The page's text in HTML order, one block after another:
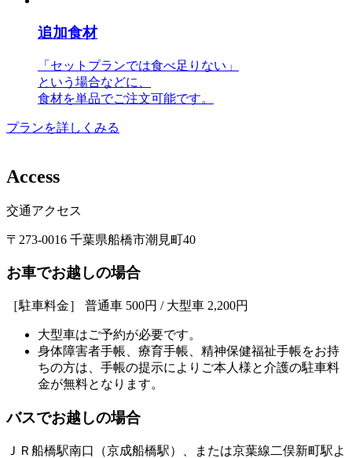
追加食材
「セットプランでは食べ足りない」
という場合などに、
食材を単品でご注文可能です。
プランを詳しくみる
Access
交通アクセス
〒273-0016 千葉県船橋市潮見町40
お車でお越しの場合
［駐車料金］ 普通車 500円 / 大型車 2,200円
大型車はご予約が必要です。
身体障害者手帳、療育手帳、精神保健福祉手帳をお持
ちの方は、手帳の提示によりご本人様と介護の駐車料
金が無料となります。
バスでお越しの場合
ＪＲ船橋駅南口（京成船橋駅）、または京葉線二俣新町駅よ